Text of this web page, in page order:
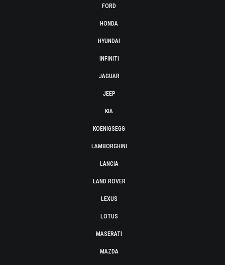
FORD
HONDA
HYUNDAI
INFINITI
JAGUAR
JEEP
KIA
KOENIGSEGG
LAMBORGHINI
LANCIA
LAND ROVER
LEXUS
LOTUS
MASERATI
MAZDA